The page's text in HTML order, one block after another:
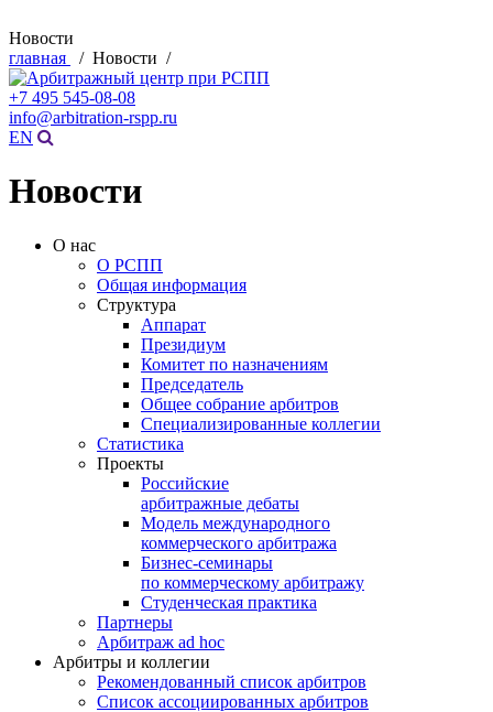
Новости
главная
/ Новости /
+7 495 545-08-08
info@arbitration-rspp.ru
EN
Новости
О нас
О РСПП
Общая информация
Структура
Аппарат
Президиум
Комитет по назначениям
Председатель
Общее собрание арбитров
Специализированные коллегии
Статистика
Проекты
Российские
арбитражные дебаты
Модель международного
коммерческого арбитража
Бизнес-семинары
по коммерческому арбитражу
Студенческая практика
Партнеры
Арбитраж ad hoc
Арбитры и коллегии
Рекомендованный список арбитров
Список ассоциированных арбитров